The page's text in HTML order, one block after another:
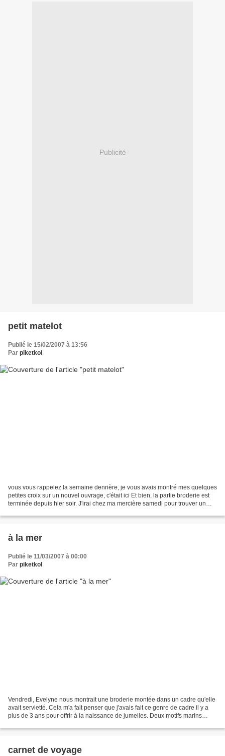
Publicité
petit matelot
Publié le 15/02/2007 à 13:56
Par piketkol
vous vous rappelez la semaine denrière, je vous avais montré mes quelques
petites croix sur un nouvel ouvrage, c'était ici Et bien, la partie broderie est
terminée depuis hier soir. J'irai chez ma mercière samedi pour trouver un
à la mer
Publié le 11/03/2007 à 00:00
Par piketkol
Vendredi, Evelyne nous montrait une broderie montée dans un cadre qu'elle
avait servietté. Cela m'a fait penser que j'avais fait ce genre de cadre il y a
plus de 3 ans pour offrir à la naissance de jumelles. Deux motifs marins
carnet de voyage